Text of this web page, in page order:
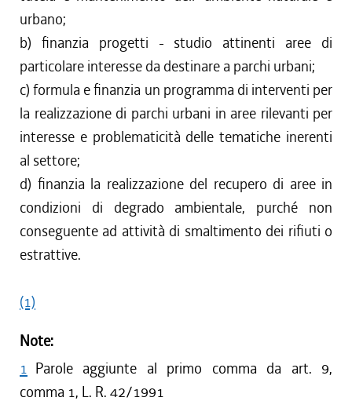
urbano;
b) finanzia progetti - studio attinenti aree di
particolare interesse da destinare a parchi urbani;
c) formula e finanzia un programma di interventi per
la realizzazione di parchi urbani in aree rilevanti per
interesse e problematicità delle tematiche inerenti
al settore;
d) finanzia la realizzazione del recupero di aree in
condizioni di degrado ambientale, purché non
conseguente ad attività di smaltimento dei rifiuti o
estrattive.
(1)
Note:
1 Parole aggiunte al primo comma da art. 9,
comma 1, L. R. 42/1991